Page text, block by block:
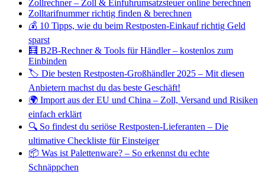
Zollrechner – Zoll & Einfuhrumsatzsteuer online berechnen
Zolltarifnummer richtig finden & berechnen
💰 10 Tipps, wie du beim Restposten-Einkauf richtig Geld
sparst
🧮 B2B-Rechner & Tools für Händler – kostenlos zum
Einbinden
🏷️ Die besten Restposten-Großhändler 2025 – Mit diesen
Anbietern machst du das beste Geschäft!
🌍 Import aus der EU und China – Zoll, Versand und Risiken
einfach erklärt
🔍 So findest du seriöse Restposten-Lieferanten – Die
ultimative Checkliste für Einsteiger
📦 Was ist Palettenware? – So erkennst du echte
Schnäppchen